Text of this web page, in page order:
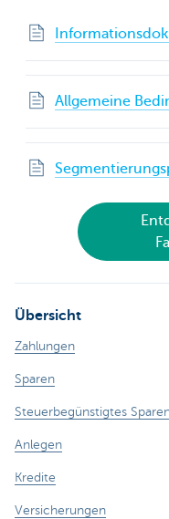
Allgemeine
Übersicht
Zahlungen
Sparen
Steuerbegünstigtes
Anlegen
Kredite
Versicherungen